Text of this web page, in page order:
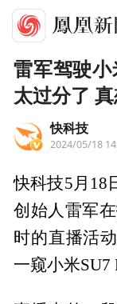
雷军驾驶小
太过分了
快科技
2024/05/18
快科技5月18
创始人雷军
时的直播活
一窥小米SU7